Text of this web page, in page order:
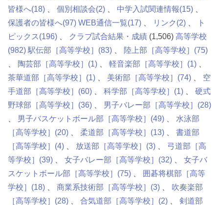
皆様へ(18) 個別相談会(2) 中学入試関連情報(15)
保護者の皆様へ(97) WEB通信一覧(17) リンク (2)
ト
ピックス (196) クラブ試合結果・成績 (1,506) 高等学校
(982) 駅伝部［高等学校］ (83) 陸上部［高等学校］ (75)
陶芸部［高等学校］ (1) 軽音楽部［高等学校］ (1)
茶華道部［高等学校］ (1) 美術部［高等学校］ (74)
空
手道部［高等学校］ (60) 科学部［高等学校］ (1)
硬式
野球部［高等学校］ (36) 男子バレー部［高等学校］ (28)
男子バスケットボール部［高等学校］ (49)
水泳部
［高等学校］ (20) 柔道部［高等学校］ (13)
書道部
［高等学校］ (4) 放送部［高等学校］ (3)
弓道部［高
等学校］ (39) 女子バレー部［高等学校］ (32)
女子バ
スケットボール部［高等学校］ (75)
囲碁将棋部［高等
学校］ (18) 商業系技術部［高等学校］ (3)
吹奏楽部
［高等学校］ (28) 合気道部［高等学校］ (2)
剣道部